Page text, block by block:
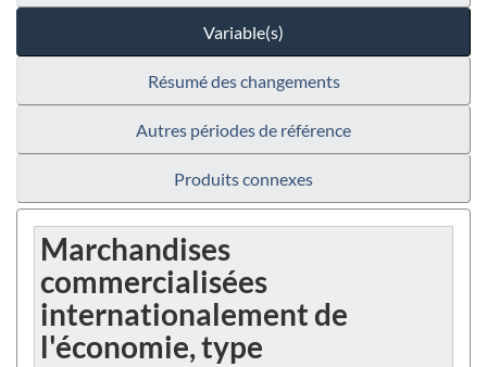
Variable(s)
Résumé des changements
Autres périodes de référence
Produits connexes
Marchandises
commercialisées
internationalement de
l'économie, type